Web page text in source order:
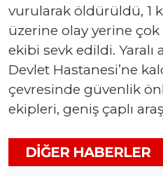
vurularak öldürüldü, 1
üzerine olay yerine çok
ekibi sevk edildi.
Devlet Hastanesi’ne
çevresinde güvenlik
ekipleri, geniş çaplı
DIĞER HABERLER